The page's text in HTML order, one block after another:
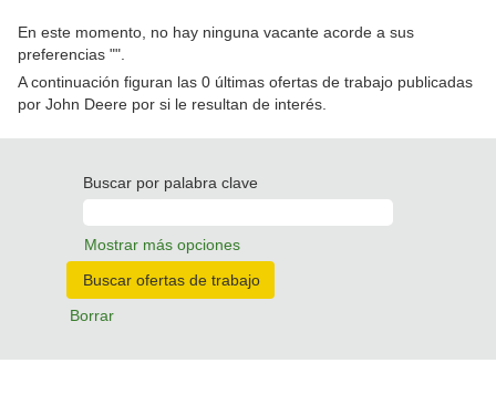
En este momento, no hay ninguna vacante acorde a sus
preferencias "".
A continuación figuran las 0 últimas ofertas de trabajo publicadas
por John Deere por si le resultan de interés.
Buscar por palabra clave
Mostrar más opciones
Borrar